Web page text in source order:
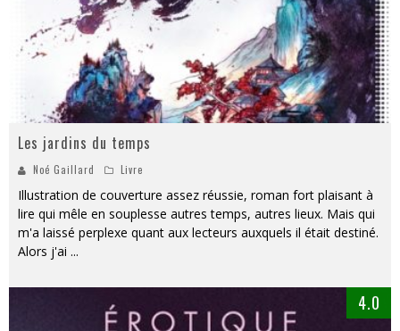
Les jardins du temps
Noé Gaillard Livre
Illustration de couverture assez réussie, roman fort plaisant à
lire qui mêle en souplesse autres temps, autres lieux. Mais qui
m'a laissé perplexe quant aux lecteurs auxquels il était destiné.
Alors j'ai ...
4.0